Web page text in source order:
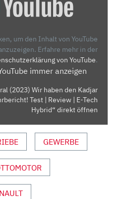
um den Inhalt von YouTube
Erfahre mehr in der
von YouTube.
immer anzeigen
(2023) Wir haben den Kadjar
Test | Review | E-Tech
Hybrid“ direkt öffnen
GEWERBE